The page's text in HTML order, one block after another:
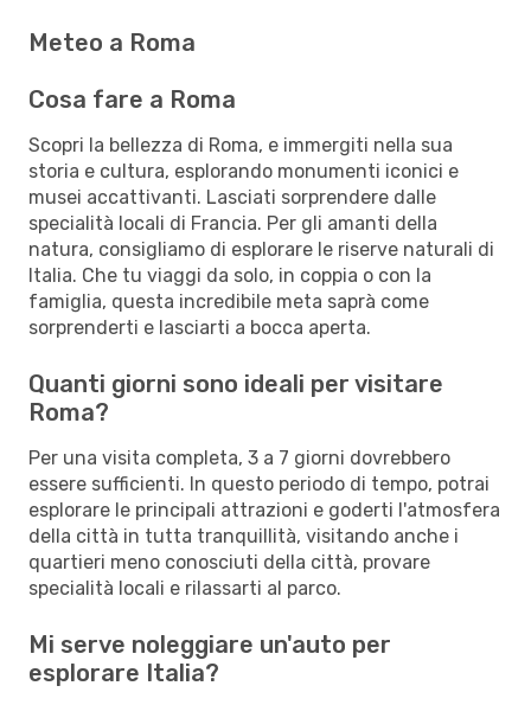
Meteo a Roma
Cosa fare a Roma
Scopri la bellezza di Roma, e immergiti nella sua
storia e cultura, esplorando monumenti iconici e
musei accattivanti. Lasciati sorprendere dalle
specialità locali di Francia. Per gli amanti della
natura, consigliamo di esplorare le riserve naturali di
Italia. Che tu viaggi da solo, in coppia o con la
famiglia, questa incredibile meta saprà come
sorprenderti e lasciarti a bocca aperta.
Quanti giorni sono ideali per visitare
Roma?
Per una visita completa, 3 a 7 giorni dovrebbero
essere sufficienti. In questo periodo di tempo, potrai
esplorare le principali attrazioni e goderti l'atmosfera
della città in tutta tranquillità, visitando anche i
quartieri meno conosciuti della città, provare
specialità locali e rilassarti al parco.
Mi serve noleggiare un'auto per
esplorare Italia?